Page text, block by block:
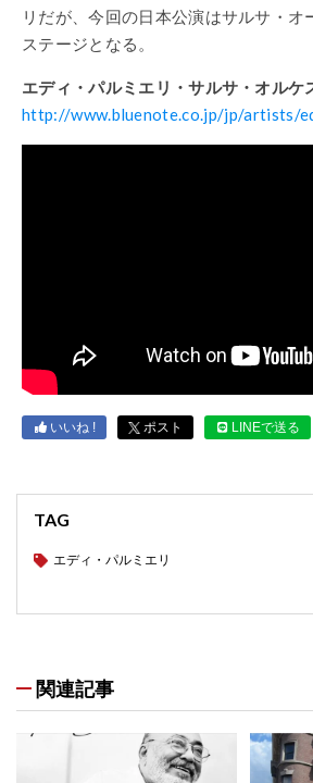
リだが、今回の日本公演はサルサ・オ
ステージとなる。
エディ・パルミエリ・サルサ・オルケ
http://www.bluenote.co.jp/jp/artists/
いいね ! ポスト LINEで送る
TAG
エディ・パルミエリ
関連記事